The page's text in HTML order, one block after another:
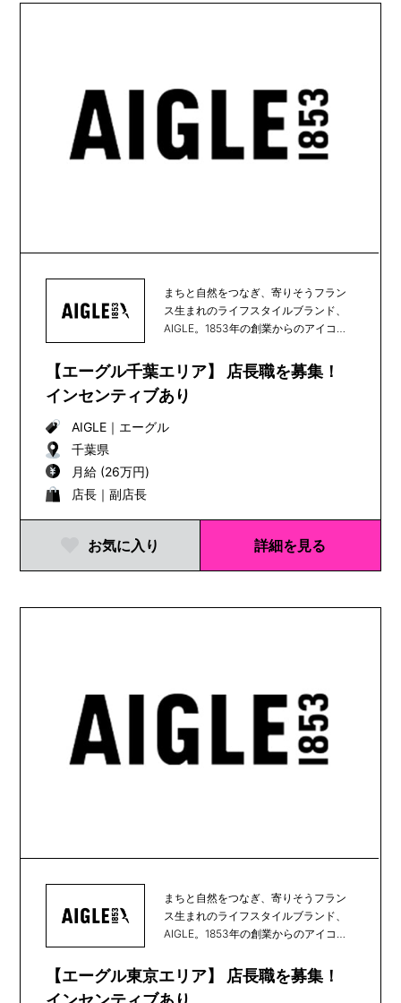
まちと自然をつなぎ、寄りそうフラン
ス生まれのライフスタイルブランド、
AIGLE。1853年の創業からのアイコン
【エーグル千葉エリア】 店長職を募集！
インセンティブあり
AIGLE｜ エーグル
千葉県
月給 (26万円)
店長｜副店長
お気に入り 詳細を見る
まちと自然をつなぎ、寄りそうフラン
ス生まれのライフスタイルブランド、
AIGLE。1853年の創業からのアイコン
【エーグル東京エリア】 店長職を募集！